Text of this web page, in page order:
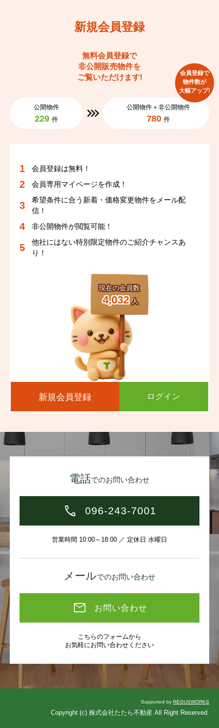
新規会員登録
無料会員登録で
非公開販売物件を
ご覧いただけます!
公開物件
229 件
公開物件＋非公開物件
780 件
会員登録で
物件数が
大幅アップ!
現在の会員数
4,032 人
会員登録は無料！
会員専用マイページを作成！
希望条件に合う新着・価格変更物件をメール配
信！
非公開物件が閲覧可能！
他社にはない特別限定物件のご紹介チャンスあ
り！
新規会員登録 ログイン
電話でのお問い合わせ
096-243-7001
営業時間 10:00～18:00 ／ 定休日 水曜日
メールでのお問い合わせ
お問い合わせ
こちらのフォームから
お気軽にお問い合わせください
Supported by REGUSWORKS
Copyright (c) 株式会社たたら不動産 All Right Reserved.